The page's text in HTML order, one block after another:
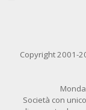
Copyright 2001-
Società con